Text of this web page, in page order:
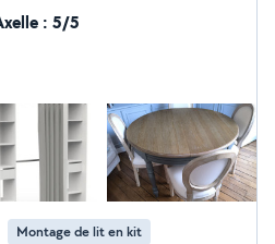
,sourire, dynamique et
: 5/5
Montage de lit en kit